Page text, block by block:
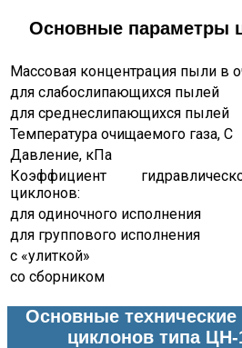
Основные параметры
Массовая концентрация пыли в
для слабослипающихся пылей
для среднеслипающихся пылей
Температура очищаемого газа, С
Давление, кПа
Коэффициент
циклонов:
для одиночного исполнения
для группового исполнения
с «улиткой»
со сборником
Основные технические
циклонов типа